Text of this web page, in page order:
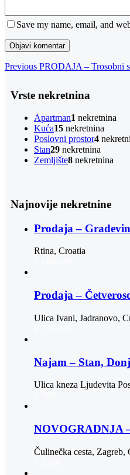
Save my name, email, and
Navigacija
Previous
Previous PRODAJA – Trosobni
Vrste nekretnina
Apartman1 nekretnina
Kuća15 nekretnina
Poslovni prostor4
Stan29 nekretnina
Zemljište8 nekretnina
Najnovije nekretnine
Prodaja –
Rtina, Croatia
Prodaja –
Ulica Ivani, Jadranovo,
Najam – Stan,
Ulica kneza Ljudevita
NOVOGRADNJA
Čulinečka cesta, Zagreb,